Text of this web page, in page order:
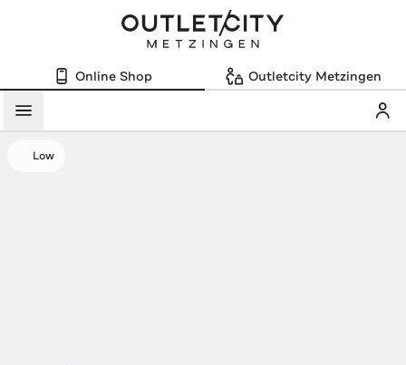
Online Shop Outletcity Metzingen
Menü
Low